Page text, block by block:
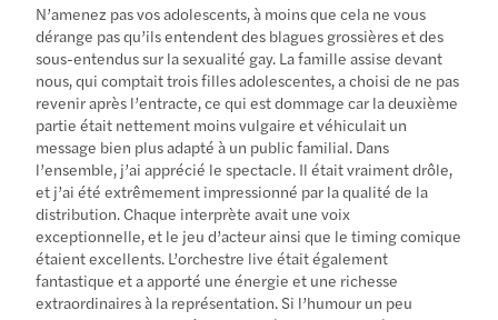
N’amenez pas vos adolescents, à moins que cela ne vous
dérange pas qu’ils entendent des blagues grossières et des
sous-entendus sur la sexualité gay. La famille assise devant
nous, qui comptait trois filles adolescentes, a choisi de ne pas
revenir après l’entracte, ce qui est dommage car la deuxième
partie était nettement moins vulgaire et véhiculait un
message bien plus adapté à un public familial. Dans
l’ensemble, j’ai apprécié le spectacle. Il était vraiment drôle,
et j’ai été extrêmement impressionné par la qualité de la
distribution. Chaque interprète avait une voix
exceptionnelle, et le jeu d’acteur ainsi que le timing comique
étaient excellents. L’orchestre live était également
fantastique et a apporté une énergie et une richesse
extraordinaires à la représentation. Si l’humour un peu